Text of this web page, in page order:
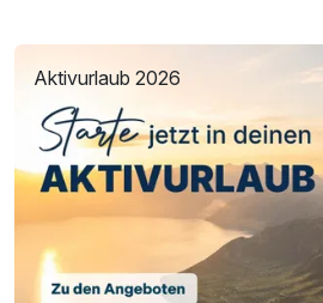
Aktivurlaub 2026